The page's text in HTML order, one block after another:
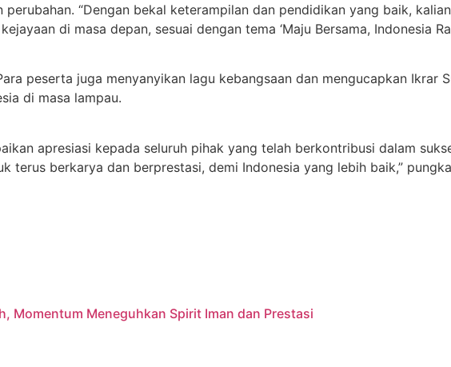
“Dengan bekal keterampilan dan pendidikan yang baik,
di masa depan, sesuai dengan tema ‘Maju Bersama, Indonesia
peserta juga menyanyikan lagu kebangsaan dan mengucapkan Ikrar
di masa lampau.
apresiasi kepada seluruh pihak yang telah berkontribusi dalam
terus berkarya dan berprestasi, demi Indonesia yang lebih baik,”
Momentum Meneguhkan Spirit Iman dan Prestasi